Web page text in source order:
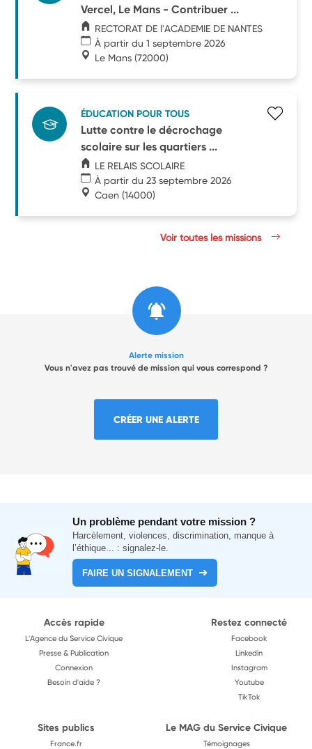
Vercel, Le Mans - Contribuer ...
RECTORAT DE l'ACADEMIE DE NANTES
À partir du 1 septembre 2026
Le Mans (72000)
ÉDUCATION POUR TOUS
Lutte contre le décrochage
scolaire sur les quartiers ...
LE RELAIS SCOLAIRE
À partir du 23 septembre 2026
Caen (14000)
Voir toutes les missions
Alerte mission
Vous n'avez pas trouvé de mission qui vous correspond ?
CRÉER UNE ALERTE
Un problème pendant votre mission ?
Harcèlement, violences, discrimination, manque à
l’éthique... : signalez-le.
FAIRE UN SIGNALEMENT
Accès rapide
L'Agence du Service Civique
Presse & Publication
Connexion
Besoin d'aide ?
Restez connecté
Facebook
Linkedin
Instagram
Youtube
TikTok
Sites publics
France.fr
Le MAG du Service Civique
Témoignages